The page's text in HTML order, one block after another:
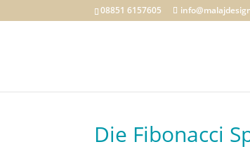
08851 6157605
Die Fibonacci